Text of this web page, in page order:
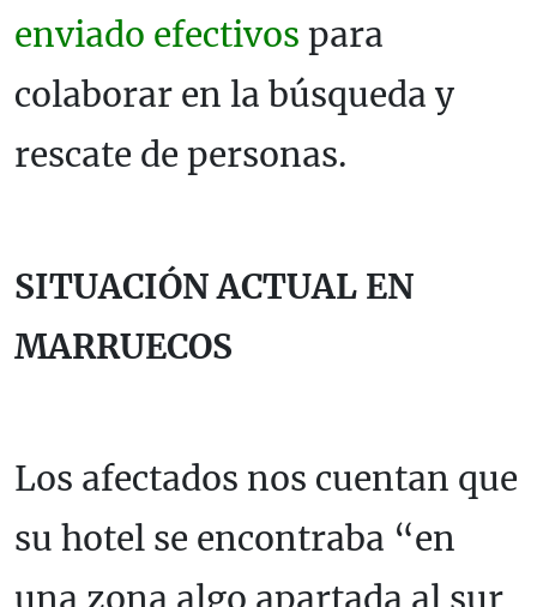
enviado efectivos para
colaborar en la búsqueda y
rescate de personas.
SITUACIÓN ACTUAL EN
MARRUECOS
Los afectados nos cuentan que
su hotel se encontraba “en